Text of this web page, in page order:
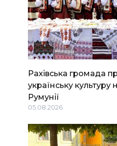
Рахівська громада
українську культуру
Румунії
05.08.2026